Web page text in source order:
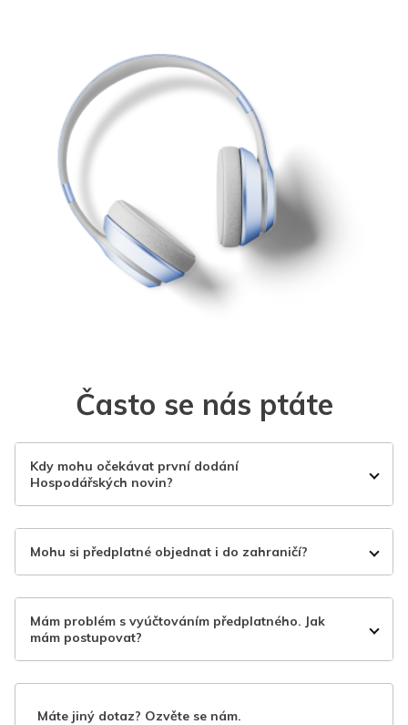
Často se nás ptáte
Kdy mohu očekávat první dodání
Hospodářských novin?
Mohu si předplatné objednat i do zahraničí?
Mám problém s vyúčtováním předplatného. Jak
mám postupovat?
Máte jiný dotaz? Ozvěte se nám.